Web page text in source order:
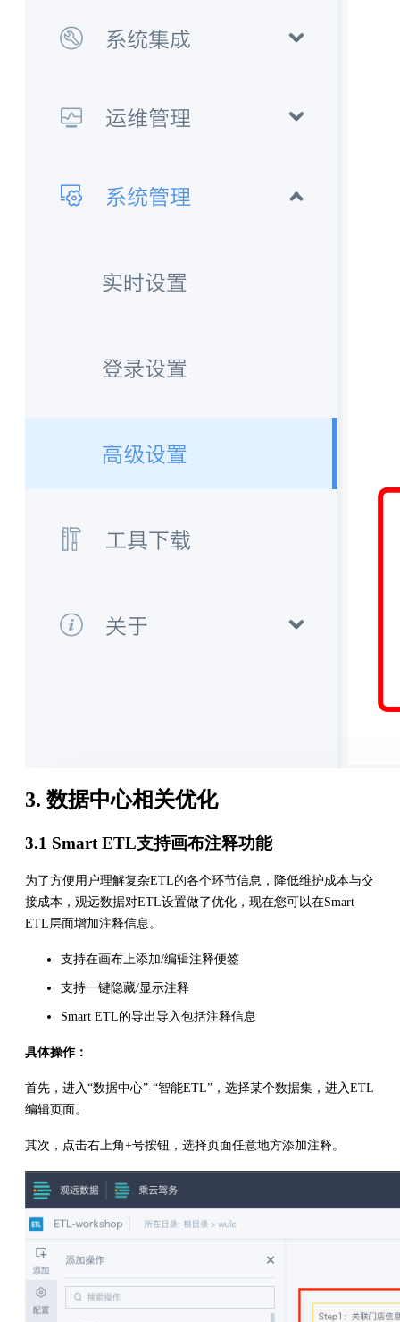
3. 数据中心相关优化
3.1 Smart ETL支持画布注释功能
为了方便用户理解复杂ETL的各个环节信息，降低维护成本与交
接成本，观远数据对ETL设置做了优化，现在您可以在Smart
ETL层面增加注释信息。
支持在画布上添加/编辑注释便签
支持一键隐藏/显示注释
Smart ETL的导出导入包括注释信息
具体操作：
首先，进入“数据中心”-“智能ETL”，选择某个数据集，进入ETL
编辑页面。
其次，点击右上角+号按钮，选择页面任意地方添加注释。